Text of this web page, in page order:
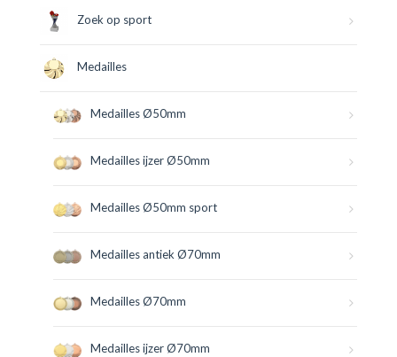
Zoek op sport
Medailles
Medailles Ø50mm
Medailles ijzer Ø50mm
Medailles Ø50mm sport
Medailles antiek Ø70mm
Medailles Ø70mm
Medailles ijzer Ø70mm